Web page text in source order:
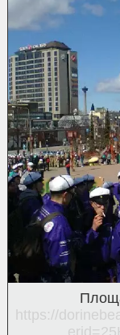
https://